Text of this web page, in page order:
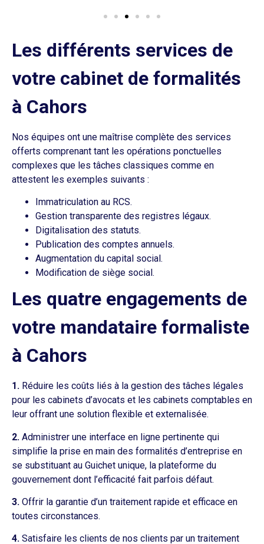
Les différents services de
votre cabinet de formalités
à Cahors
Nos équipes ont une maîtrise complète des services
offerts comprenant tant les opérations ponctuelles
complexes que les tâches classiques comme en
attestent les exemples suivants :
Immatriculation au RCS.
Gestion transparente des registres légaux.
Digitalisation des statuts.
Publication des comptes annuels.
Augmentation du capital social.
Modification de siège social.
Les quatre engagements de
votre mandataire formaliste
à Cahors
1. Réduire les coûts liés à la gestion des tâches légales
pour les cabinets d’avocats et les cabinets comptables en
leur offrant une solution flexible et externalisée.
2. Administrer une interface en ligne pertinente qui
simplifie la prise en main des formalités d’entreprise en
se substituant au Guichet unique, la plateforme du
gouvernement dont l’efficacité fait parfois défaut.
3. Offrir la garantie d’un traitement rapide et efficace en
toutes circonstances.
4. Satisfaire les clients de nos clients par un traitement